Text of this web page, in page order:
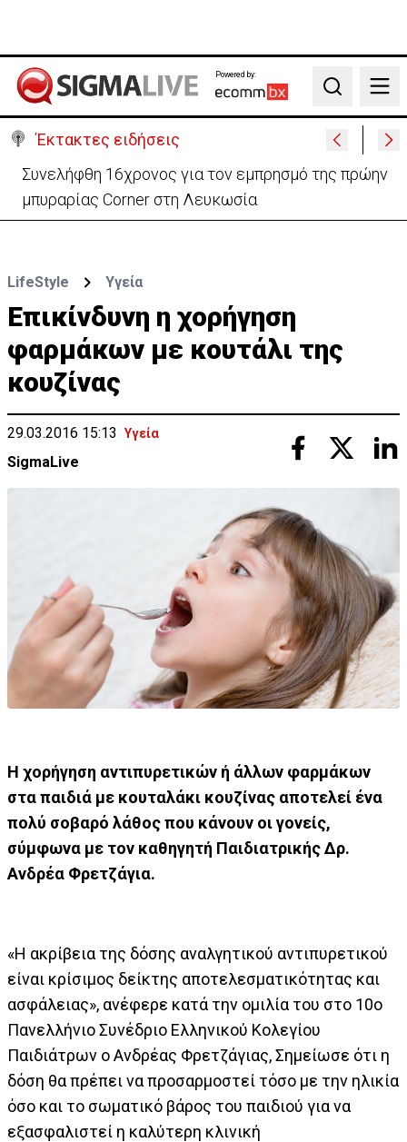
Powered by:
Search
Έκτακτες ειδήσεις
Συνελήφθη 16χρονος για τον εμπρησμό της πρώην
μπυραρίας Corner στη Λευκωσία
LifeStyle Υγεία
Επικίνδυνη η χορήγηση
φαρμάκων με κουτάλι της
κουζίνας
29.03.2016 15:13 Υγεία
SigmaLive
Η χορήγηση αντιπυρετικών ή άλλων φαρμάκων
στα παιδιά με κουταλάκι κουζίνας αποτελεί ένα
πολύ σοβαρό λάθος που κάνουν οι γονείς,
σύμφωνα με τον καθηγητή Παιδιατρικής Δρ.
Ανδρέα Φρετζάγια.
«Η ακρίβεια της δόσης αναλγητικού αντιπυρετικού
είναι κρίσιμος δείκτης αποτελεσματικότητας και
ασφάλειας», ανέφερε κατά την ομιλία του στο 10o
Πανελλήνιο Συνέδριο Ελληνικού Κολεγίου
Παιδιάτρων ο Ανδρέας Φρετζάγιας, Σημείωσε ότι η
δόση θα πρέπει να προσαρμοστεί τόσο με την ηλικία
όσο και το σωματικό βάρος του παιδιού για να
εξασφαλιστεί η καλύτερη κλινική